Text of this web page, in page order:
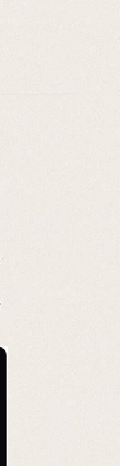
- Chad